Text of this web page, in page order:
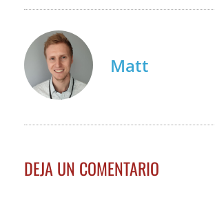
Matt
DEJA UN COMENTARIO